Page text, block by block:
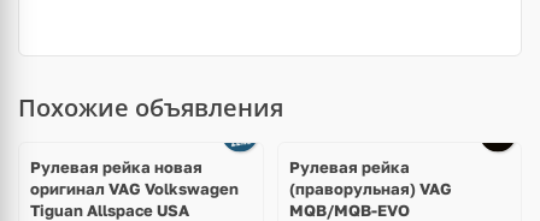
Похожие объявления
Рулевая рейка новая
оригинал VAG Volkswagen
Tiguan Allspace USA
Рулевая рейка
(праворульная) VAG
MQB/MQB-EVO